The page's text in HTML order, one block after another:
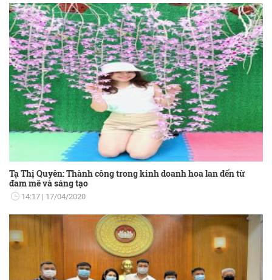
Tạ Thị Quyên: Thành công trong kinh doanh hoa lan đến từ
đam mê và sáng tạo
14:17 17/04/2020